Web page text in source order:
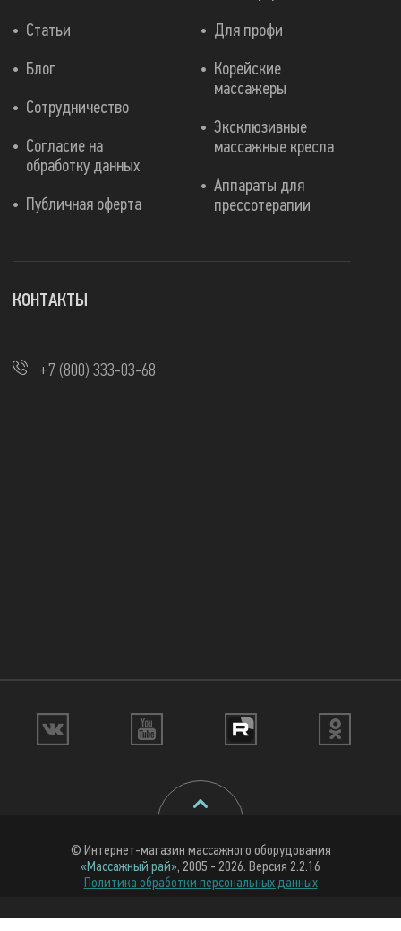
Для профи
Корейские
массажеры
Эксклюзивные
массажные кресла
Аппараты для
прессотерапии
Статьи
Блог
Сотрудничество
Согласие на
обработку данных
Публичная оферта
КОНТАКТЫ
+7 (800) 333-03-68
© Интернет-магазин массажного оборудования
«Массажный рай», 2005 - 2026. Версия 2.2.16
Политика обработки персональных данных